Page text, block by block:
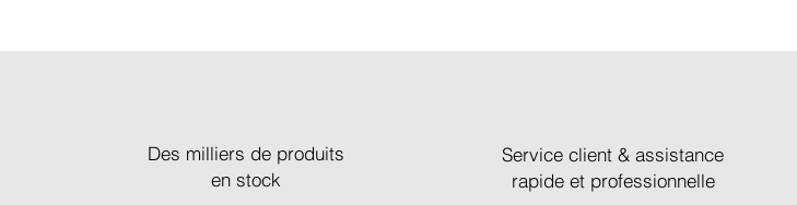
Des milliers de produits
en stock
Service client & assistance
rapide et professionnelle